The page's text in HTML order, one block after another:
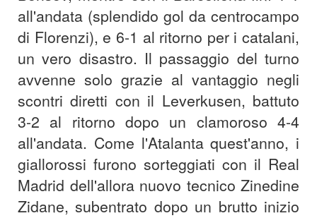
all'andata (splendido gol da centrocampo
di Florenzi), e 6-1 al ritorno per i catalani,
un vero disastro. Il passaggio del turno
avvenne solo grazie al vantaggio negli
scontri diretti con il Leverkusen, battuto
3-2 al ritorno dopo un clamoroso 4-4
all'andata. Come l'Atalanta quest'anno, i
giallorossi furono sorteggiati con il Real
Madrid dell'allora nuovo tecnico Zinedine
Zidane, subentrato dopo un brutto inizio